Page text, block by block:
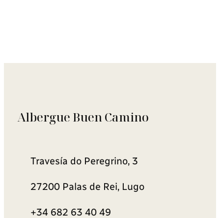
Albergue Buen Camino
Travesía do Peregrino, 3
27200 Palas de Rei, Lugo
+34 682 63 40 49